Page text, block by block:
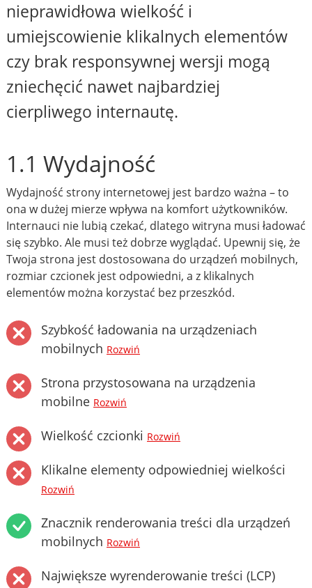
nieprawidłowa wielkość i
umiejscowienie klikalnych elementów
czy brak responsywnej wersji mogą
zniechęcić nawet najbardziej
cierpliwego internautę.
1.1 Wydajność
Wydajność strony internetowej jest bardzo ważna – to
ona w dużej mierze wpływa na komfort użytkowników.
Internauci nie lubią czekać, dlatego witryna musi ładować
się szybko. Ale musi też dobrze wyglądać. Upewnij się, że
Twoja strona jest dostosowana do urządzeń mobilnych,
rozmiar czcionek jest odpowiedni, a z klikalnych
elementów można korzystać bez przeszkód.
Szybkość ładowania na urządzeniach
mobilnych Rozwiń
Strona przystosowana na urządzenia
mobilne Rozwiń
Wielkość czcionki Rozwiń
Klikalne elementy odpowiedniej wielkości
Rozwiń
Znacznik renderowania treści dla urządzeń
mobilnych Rozwiń
Największe wyrenderowanie treści (LCP)